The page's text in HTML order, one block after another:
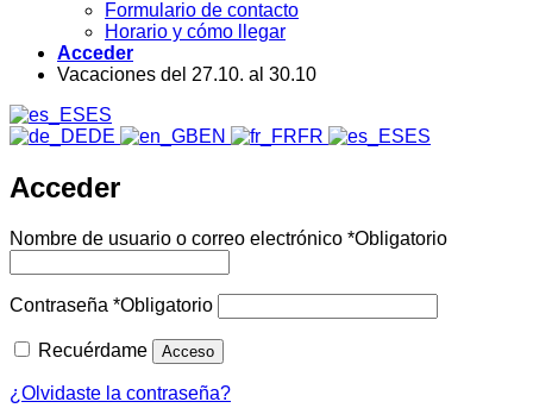
Formulario de contacto
Horario y cómo llegar
Acceder
Vacaciones del 27.10. al 30.10
ES
DE
EN FR ES
Acceder
Nombre de usuario o correo electrónico *Obligatorio
Contraseña *Obligatorio
Recuérdame Acceso
¿Olvidaste la contraseña?